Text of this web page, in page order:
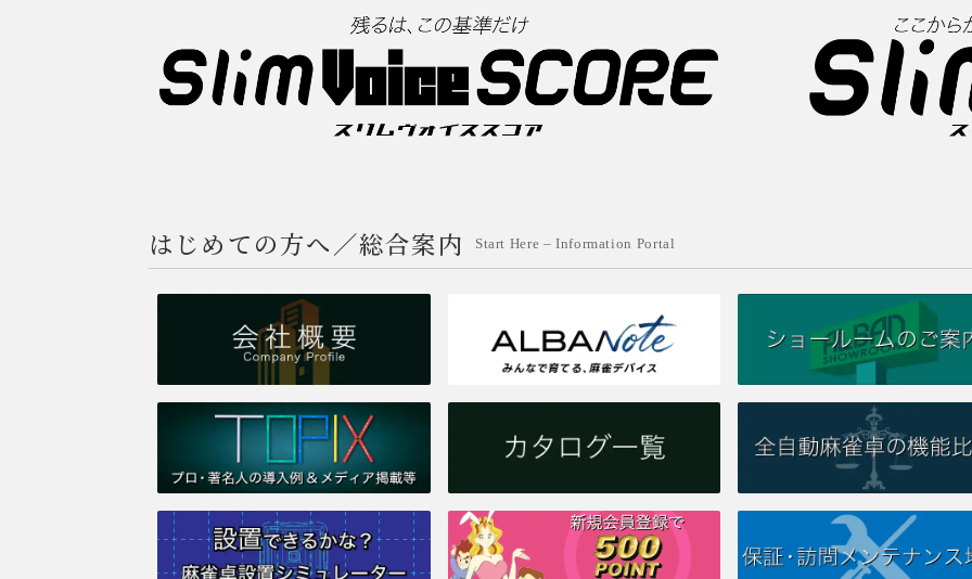
はじめての方へ／総合案内 Start Here – Information Portal